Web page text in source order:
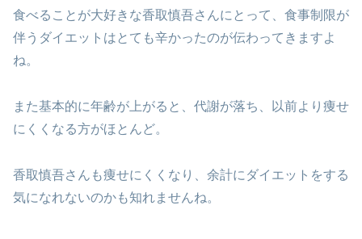
食べることが大好きな香取慎吾さんにとって、食事制限が
伴うダイエットはとても辛かったのが伝わってきますよ
ね。
また基本的に年齢が上がると、代謝が落ち、以前より痩せ
にくくなる方がほとんど。
香取慎吾さんも痩せにくくなり、余計にダイエットをする
気になれないのかも知れませんね。